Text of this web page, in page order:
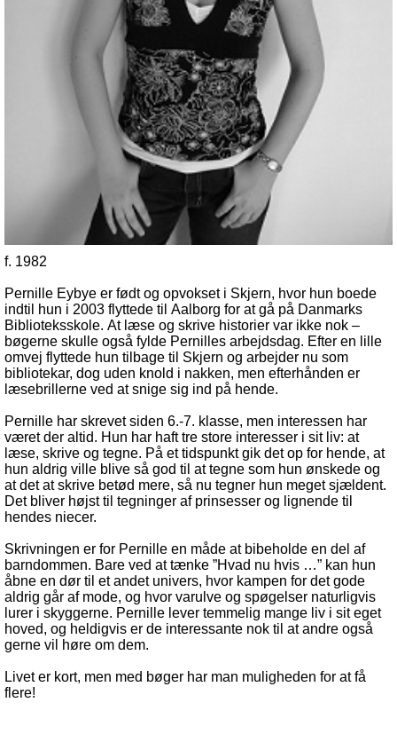
f. 1982
Pernille Eybye er født og opvokset i Skjern, hvor hun boede
indtil hun i 2003 flyttede til Aalborg for at gå på Danmarks
Biblioteksskole. At læse og skrive historier var ikke nok –
bøgerne skulle også fylde Pernilles arbejdsdag. Efter en lille
omvej flyttede hun tilbage til Skjern og arbejder nu som
bibliotekar, dog uden knold i nakken, men efterhånden er
læsebrillerne ved at snige sig ind på hende.
Pernille har skrevet siden 6.-7. klasse, men interessen har
været der altid. Hun har haft tre store interesser i sit liv: at
læse, skrive og tegne. På et tidspunkt gik det op for hende, at
hun aldrig ville blive så god til at tegne som hun ønskede og
at det at skrive betød mere, så nu tegner hun meget sjældent.
Det bliver højst til tegninger af prinsesser og lignende til
hendes niecer.
Skrivningen er for Pernille en måde at bibeholde en del af
barndommen. Bare ved at tænke ”Hvad nu hvis …” kan hun
åbne en dør til et andet univers, hvor kampen for det gode
aldrig går af mode, og hvor varulve og spøgelser naturligvis
lurer i skyggerne. Pernille lever temmelig mange liv i sit eget
hoved, og heldigvis er de interessante nok til at andre også
gerne vil høre om dem.
Livet er kort, men med bøger har man muligheden for at få
flere!